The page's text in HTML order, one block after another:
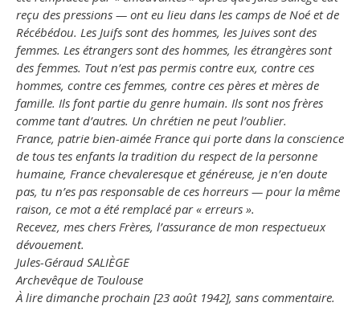
reçu des pressions — ont eu lieu dans les camps de Noé et de
Récébédou. Les Juifs sont des hommes, les Juives sont des
femmes. Les étrangers sont des hommes, les étrangères sont
des femmes. Tout n’est pas permis contre eux, contre ces
hommes, contre ces femmes, contre ces pères et mères de
famille. Ils font partie du genre humain. Ils sont nos frères
comme tant d’autres. Un chrétien ne peut l’oublier.
France, patrie bien-aimée France qui porte dans la conscience
de tous tes enfants la tradition du respect de la personne
humaine, France chevaleresque et généreuse, je n’en doute
pas, tu n’es pas responsable de ces horreurs — pour la même
raison, ce mot a été remplacé par « erreurs ».
Recevez, mes chers Frères, l’assurance de mon respectueux
dévouement.
Jules-Géraud SALIÈGE
Archevêque de Toulouse
À lire dimanche prochain [23 août 1942], sans commentaire.